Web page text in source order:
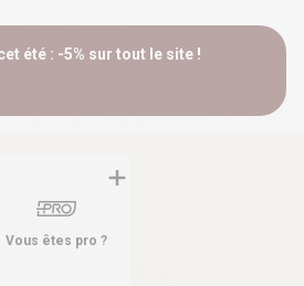
été : -5% sur tout le site !
Vous êtes pro ?